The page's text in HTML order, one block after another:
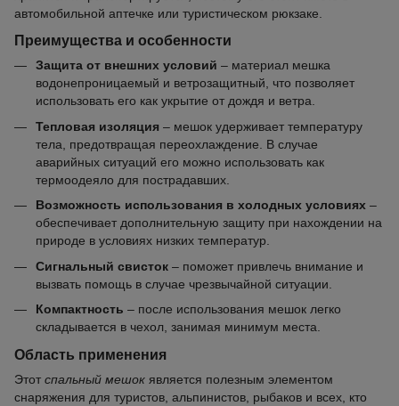
автомобильной аптечке или туристическом рюкзаке.
Преимущества и особенности
Защита от внешних условий – материал мешка
водонепроницаемый и ветрозащитный, что позволяет
использовать его как укрытие от дождя и ветра.
Тепловая изоляция – мешок удерживает температуру
тела, предотвращая переохлаждение. В случае
аварийных ситуаций его можно использовать как
термоодеяло для пострадавших.
Возможность использования в холодных условиях –
обеспечивает дополнительную защиту при нахождении на
природе в условиях низких температур.
Сигнальный свисток – поможет привлечь внимание и
вызвать помощь в случае чрезвычайной ситуации.
Компактность – после использования мешок легко
складывается в чехол, занимая минимум места.
Область применения
Этот спальный мешок является полезным элементом
снаряжения для туристов, альпинистов, рыбаков и всех, кто